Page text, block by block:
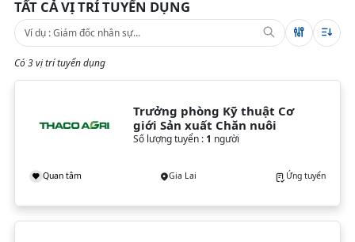
TẤT CẢ VỊ TRÍ TUYỂN DỤNG
Có 3 vị trí tuyển dụng
Trưởng phòng Kỹ thuật Cơ
giới Sản xuất Chăn nuôi
Số lượng tuyển : 1 người
Quan tâm Gia Lai Ứng tuyển